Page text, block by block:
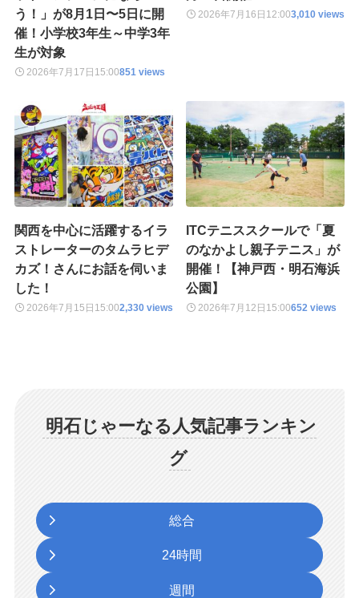
う！」が8月1日〜5日に開
催！小学校3年生～中学3年
生が対象
2026年7月17日 15:00851 views
2026年7月16日 12:003,010 views
関西を中心に活躍するイラ
ストレーターのタムラヒデ
カズ！さんにお話を伺いま
した！
2026年7月15日 15:002,330 views
ITCテニススクールで「夏
のなかよし親子テニス」が
開催！【神戸西・明石海浜
公園】
2026年7月12日 15:00652 views
明石じゃーなる人気記事ランキン
グ
総合
24時間
週間